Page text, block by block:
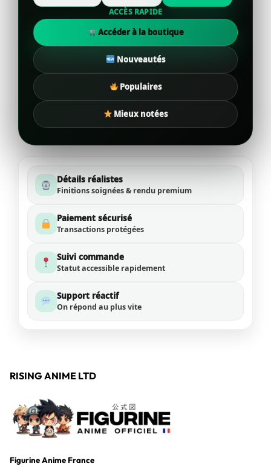
ACCÈS RAPIDE
Accéder à la boutique
Nouveautés
Populaires
Mieux notées
Détails réalistes
Finitions soignées & rendu premium
Paiement sécurisé
Transactions protégées
Suivi commande
Statut accessible rapidement
Support réactif
On répond au plus vite
RISING ANIME LTD
Figurine Anime France